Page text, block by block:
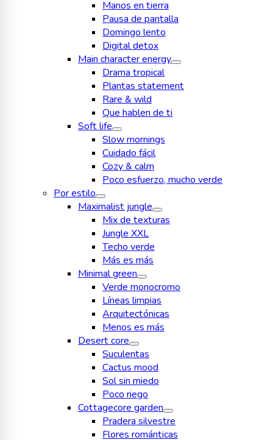
Manos en tierra
Pausa de pantalla
Domingo lento
Digital detox
Main character energy
Drama tropical
Plantas statement
Rare & wild
Que hablen de ti
Soft life
Slow mornings
Cuidado fácil
Cozy & calm
Poco esfuerzo, mucho verde
Por estilo
Maximalist jungle
Mix de texturas
Jungle XXL
Techo verde
Más es más
Minimal green
Verde monocromo
Líneas limpias
Arquitectónicas
Menos es más
Desert core
Suculentas
Cactus mood
Sol sin miedo
Poco riego
Cottagecore garden
Pradera silvestre
Flores románticas